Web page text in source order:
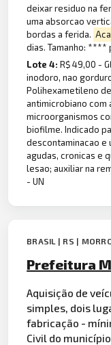
deixar residuo na
uma absorcao
bordas a ferida.
dias. Tamanho: ****
Lote 4:R$ 49,00 -
inodoro, nao
Polihexametileno
antimicrobiano
microorganismos
biofilme. Indicado
descontaminacao e
agudas, cronicas e
lesao; auxiliar na
- UN
BRASIL | RS |
Prefeitura
Aquisição de
simples, dois
fabricação -
Civil do